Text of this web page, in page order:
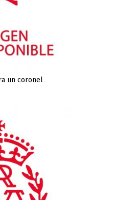
un coronel